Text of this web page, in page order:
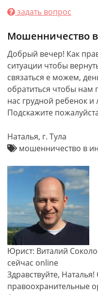
задать вопрос
Мошенничество
Добрый вечер! Как
ситуации чтобы
связаться е можем,
обратиться чтобы нам
нас грудной ребенок и
Подскажите
Наталья, г. Тула
мошенничество в
Юрист: Виталий
сейчас online
Здравствуйте,
правоохранительные